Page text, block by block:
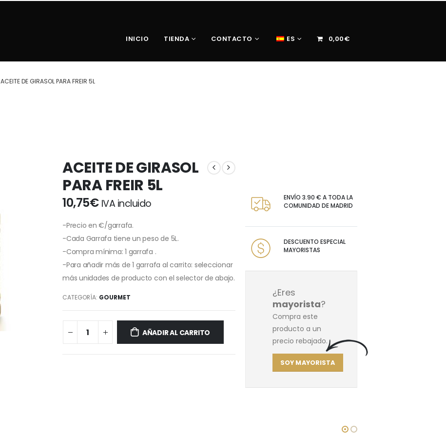
INICIO TIENDA CONTACTO ES 0,00€
ACEITE DE GIRASOL PARA FREIR 5L
ACEITE DE GIRASOL
PARA FREIR 5L
10,75€ IVA incluido
-Precio en €/garrafa.
-Cada Garrafa tiene un peso de 5L.
-Compra mínima: 1 garrafa .
-Para añadir más de 1 garrafa al carrito: seleccionar
más unidades de producto con el selector de abajo.
CATEGORÍA: GOURMET
AÑADIR AL CARRITO
ENVÍO 3.90 € A TODA LA
COMUNIDAD DE MADRID
DESCUENTO ESPECIAL
MAYORISTAS
¿Eres
mayorista?
Compra este
producto a un
precio rebajado.
SOY MAYORISTA